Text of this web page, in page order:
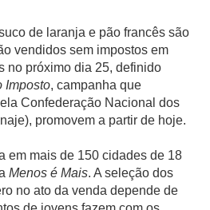
de laranja e pão francês são
vendidos sem impostos em
no próximo dia 25, definido
Imposto, campanha que
Confederação Nacional dos
promovem a partir de hoje.
em mais de 150 cidades de 18
Menos é Mais. A seleção dos
no ato da venda depende de